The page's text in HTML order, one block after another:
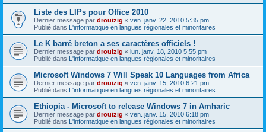
Liste des LIPs pour Office 2010
Dernier message par drouizig « ven. janv. 22, 2010 5:35 pm
Publié dans L'informatique en langues régionales et minoritaires
Le K barré breton a ses caractères officiels !
Dernier message par drouizig « lun. janv. 18, 2010 5:55 pm
Publié dans L'informatique en langues régionales et minoritaires
Microsoft Windows 7 Will Speak 10 Languages from Africa
Dernier message par drouizig « ven. janv. 15, 2010 6:21 pm
Publié dans L'informatique en langues régionales et minoritaires
Ethiopia - Microsoft to release Windows 7 in Amharic
Dernier message par drouizig « ven. janv. 15, 2010 6:18 pm
Publié dans L'informatique en langues régionales et minoritaires